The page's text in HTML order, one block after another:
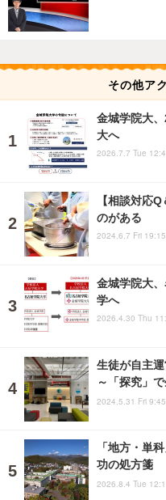
その他ア
金城学院大
大へ
2026.7.7 Tue
【相談対応
のがある
2024.6.7 Fri 19:15
金城学院大
学へ
2026.4.30 Thu
生徒が自主
～「探究」
2024.5.31 Fri 9:45
「地方・単
功の処方箋
2026.8.4 Tue